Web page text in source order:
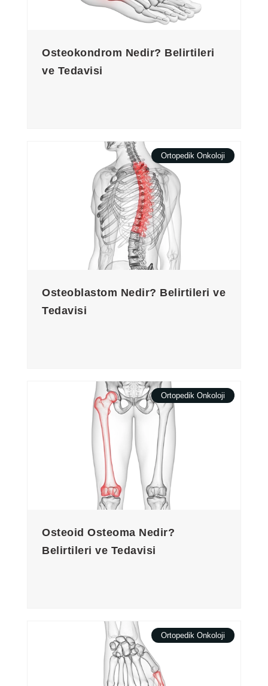
Osteokondrom Nedir? Belirtileri
ve Tedavisi
Ortopedik Onkoloji
Osteoblastom Nedir? Belirtileri ve
Tedavisi
Ortopedik Onkoloji
Osteoid Osteoma Nedir?
Belirtileri ve Tedavisi
Ortopedik Onkoloji